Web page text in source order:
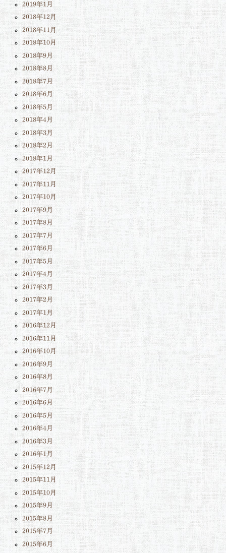
2019年1月
2018年12月
2018年11月
2018年10月
2018年9月
2018年8月
2018年7月
2018年6月
2018年5月
2018年4月
2018年3月
2018年2月
2018年1月
2017年12月
2017年11月
2017年10月
2017年9月
2017年8月
2017年7月
2017年6月
2017年5月
2017年4月
2017年3月
2017年2月
2017年1月
2016年12月
2016年11月
2016年10月
2016年9月
2016年8月
2016年7月
2016年6月
2016年5月
2016年4月
2016年3月
2016年1月
2015年12月
2015年11月
2015年10月
2015年9月
2015年8月
2015年7月
2015年6月